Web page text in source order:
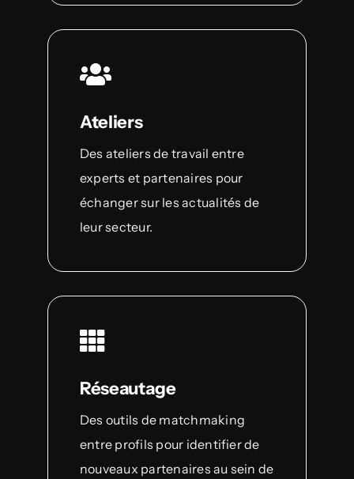
Ateliers
Des ateliers de travail entre
experts et partenaires pour
échanger sur les actualités de
leur secteur.
Réseautage
Des outils de matchmaking
entre profils pour identifier de
nouveaux partenaires au sein de